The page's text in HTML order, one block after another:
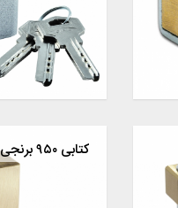
کتابی ۹۵۰ برنجی کلید ویژه گیرا